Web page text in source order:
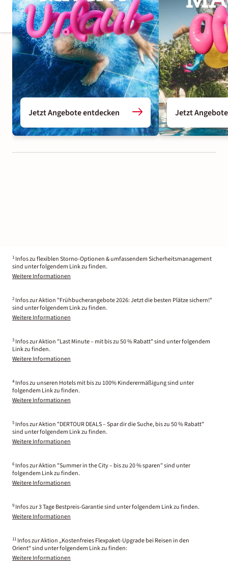
Jetzt Angebote entdecken Jetzt
1 Infos zu flexiblen Storno-Optionen & umfassendem Sicherheitsmanagement
sind unter folgendem Link zu finden.
Weitere Informationen
2 Infos zur Aktion "Frühbucherangebote 2026: Jetzt die besten Plätze sichern!"
sind unter folgendem Link zu finden.
Weitere Informationen
3 Infos zur Aktion "Last Minute – mit bis zu 50 % Rabatt" sind unter folgendem
Link zu finden.
Weitere Informationen
4 Infos zu unseren Hotels mit bis zu 100% Kinderermäßigung sind unter
folgendem Link zu finden.
Weitere Informationen
5 Infos zur Aktion "DERTOUR DEALS – Spar dir die Suche, bis zu 50 % Rabatt"
sind unter folgendem Link zu finden.
Weitere Informationen
6 Infos zur Aktion "Summer in the City – bis zu 20 % sparen" sind unter
folgendem Link zu finden.
Weitere Informationen
9 Infos zur 3 Tage Bestpreis-Garantie sind unter folgendem Link zu finden.
Weitere Informationen
11 Infos zur Aktion „Kostenfreies Flexpaket-Upgrade bei Reisen in den
Orient“ sind unter folgendem Link zu finden:
Weitere Informationen